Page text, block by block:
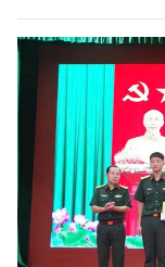
lệnh Quân khu dự,
viên Ban Thường
Quân sự thành phố